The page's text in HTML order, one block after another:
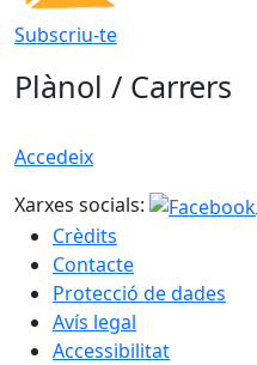
Subscriu-te
Plànol / Carrers
Accedeix
Xarxes socials:
Crèdits
Contacte
Protecció de dades
Avís legal
Accessibilitat